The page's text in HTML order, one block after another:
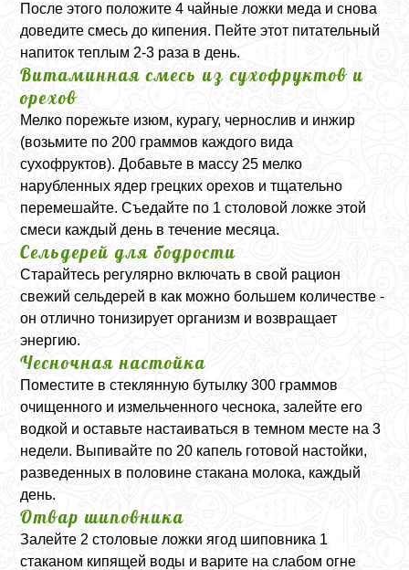
После этого положите 4 чайные ложки меда и снова
доведите смесь до кипения. Пейте этот питательный
напиток теплым 2-3 раза в день.
Витаминная смесь из сухофруктов и
орехов
Мелко порежьте изюм, курагу, чернослив и инжир
(возьмите по 200 граммов каждого вида
сухофруктов). Добавьте в массу 25 мелко
нарубленных ядер грецких орехов и тщательно
перемешайте. Съедайте по 1 столовой ложке этой
смеси каждый день в течение месяца.
Сельдерей для бодрости
Старайтесь регулярно включать в свой рацион
свежий сельдерей в как можно большем количестве -
он отлично тонизирует организм и возвращает
энергию.
Чесночная настойка
Поместите в стеклянную бутылку 300 граммов
очищенного и измельченного чеснока, залейте его
водкой и оставьте настаиваться в темном месте на 3
недели. Выпивайте по 20 капель готовой настойки,
разведенных в половине стакана молока, каждый
день.
Отвар шиповника
Залейте 2 столовые ложки ягод шиповника 1
стаканом кипящей воды и варите на слабом огне